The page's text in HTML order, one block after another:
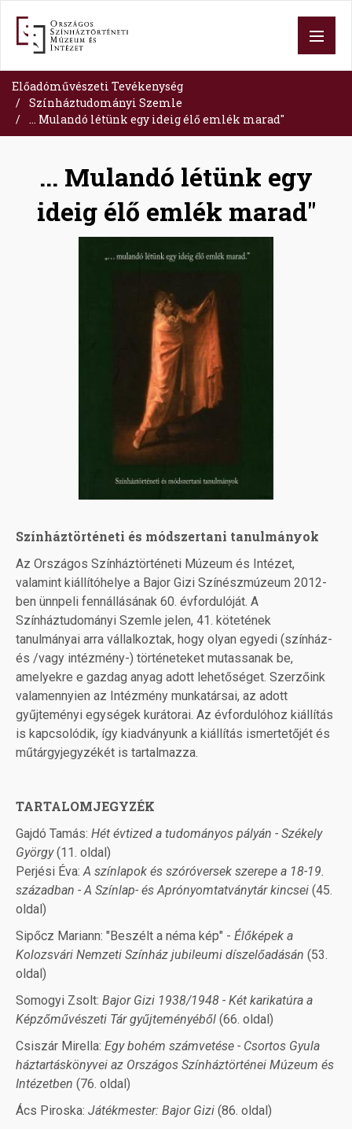
content
Előadóművészeti Tevékenység
Színháztudományi Szemle
... Mulandó létünk egy ideig élő emlék marad"
... Mulandó létünk egy
ideig élő emlék marad"
Színháztörténeti és módszertani tanulmányok
Az Országos Színháztörténeti Múzeum és Intézet,
valamint kiállítóhelye a Bajor Gizi Színészmúzeum 2012-
ben ünnpeli fennállásának 60. évfordulóját. A
Színháztudományi Szemle jelen, 41. kötetének
tanulmányai arra vállalkoztak, hogy olyan egyedi (színház-
és /vagy intézmény-) történeteket mutassanak be,
amelyekre e gazdag anyag adott lehetőséget. Szerzőink
valamennyien az Intézmény munkatársai, az adott
gyűjteményi egységek kurátorai. Az évfordulóhoz kiállítás
is kapcsolódik, így kiadványunk a kiállítás ismertetőjét és
műtárgyjegyzékét is tartalmazza.
TARTALOMJEGYZÉK
Gajdó Tamás: Hét évtized a tudományos pályán - Székely
György(11. oldal)
Perjési Éva:A színlapok és szóróversek szerepe a 18-19.
században - A Színlap- és Aprónyomtatványtár kincsei (45.
oldal)
Sipőcz Mariann: "Beszélt a néma kép" - Élőképek a
Kolozsvári Nemzeti Színház jubileumi díszelőadásán (53.
oldal)
Somogyi Zsolt: Bajor Gizi 1938/1948 - Két karikatúra a
Képzőművészeti Tár gyűjteményéből (66. oldal)
Csiszár Mirella: Egy bohém számvetése - Csortos Gyula
háztartáskönyvei az Országos Színháztörténei Múzeum és
Intézetben (76. oldal)
Ács Piroska: Játékmester: Bajor Gizi (86. oldal)